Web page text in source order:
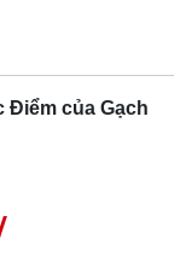
Điểm của Gạch